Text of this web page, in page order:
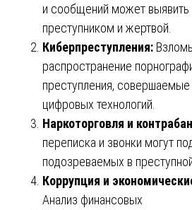
и сообщений может
преступником и жертвой.
Киберпреступления:
распространение
преступления,
цифровых технологий.
Наркоторговля и
переписка и звонки могут
подозреваемых в
Коррупция и
Анализ финансовых